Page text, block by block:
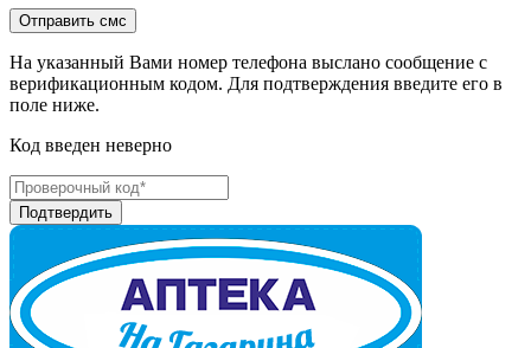
На указанный Вами номер телефона выслано сообщение с
верификационным кодом. Для подтверждения введите его в
поле ниже.
Код введен неверно